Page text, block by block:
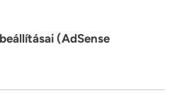
(AdSense